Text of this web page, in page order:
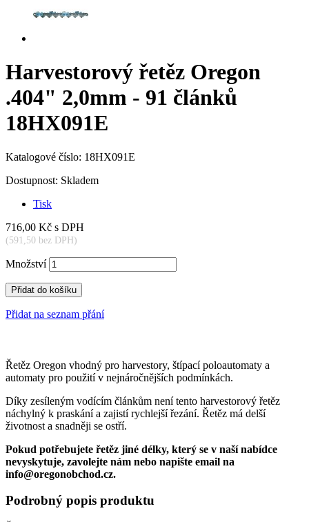
Harvestorový řetěz Oregon
.404" 2,0mm - 91 článků
18HX091E
Katalogové číslo: 18HX091E
Dostupnost: Skladem
Tisk
716,00 Kč s DPH
(591,50 bez DPH)
Množství
Přidat do košíku
Přidat na seznam přání
Řetěz Oregon vhodný pro harvestory, štípací poloautomaty a
automaty pro použití v nejnáročnějších podmínkách.
Díky zesíleným vodícím článkům není tento harvestorový řetěz
náchylný k praskání a zajistí rychlejší řezání. Řetěz má delší
životnost a snadněji se ostří.
Pokud potřebujete řetěz jiné délky, který se v naší nabídce
nevyskytuje, zavolejte nám nebo napište email na
info@oregonobchod.cz.
Podrobný popis produktu